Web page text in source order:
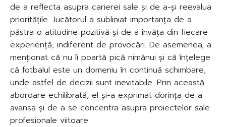
de a reflecta asupra carierei sale și de a-și reevalua
prioritățile. Jucătorul a subliniat importanța de a
păstra o atitudine pozitivă și de a învăța din fiecare
experiență, indiferent de provocări. De asemenea, a
menționat că nu îi poartă pică nimănui și că înțelege
că fotbalul este un domeniu în continuă schimbare,
unde astfel de decizii sunt inevitabile. Prin această
abordare echilibrată, el și-a exprimat dorința de a
avansa și de a se concentra asupra proiectelor sale
profesionale viitoare.